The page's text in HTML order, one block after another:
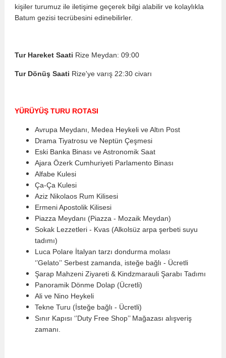
kişiler turumuz ile iletişime geçerek bilgi alabilir ve kolaylıkla
Batum gezisi tecrübesini edinebilirler.
Tur Hareket Saati Rize Meydan: 09:00
Tur Dönüş Saati Rize'ye varış 22:30 civarı
YÜRÜYÜŞ TURU ROTASI
Avrupa Meydanı, Medea Heykeli ve Altın Post
Drama Tiyatrosu ve Neptün Çeşmesi
Eski Banka Binası ve Astronomik Saat
Ajara Özerk Cumhuriyeti Parlamento Binası
Alfabe Kulesi
Ça-Ça Kulesi
Aziz Nikolaos Rum Kilisesi
Ermeni Apostolik Kilisesi
Piazza Meydanı (Piazza - Mozaik Meydan)
Sokak Lezzetleri - Kvas (Alkolsüz arpa şerbeti suyu
tadımı)
Luca Polare İtalyan tarzı dondurma molası
‘’Gelato’’ Serbest zamanda, isteğe bağlı - Ücretli
Şarap Mahzeni Ziyareti & Kindzmarauli Şarabı Tadımı
Panoramik Dönme Dolap (Ücretli)
Ali ve Nino Heykeli
Tekne Turu (İsteğe bağlı - Ücretli)
Sınır Kapısı ‘’Duty Free Shop’’ Mağazası alışveriş
zamanı.